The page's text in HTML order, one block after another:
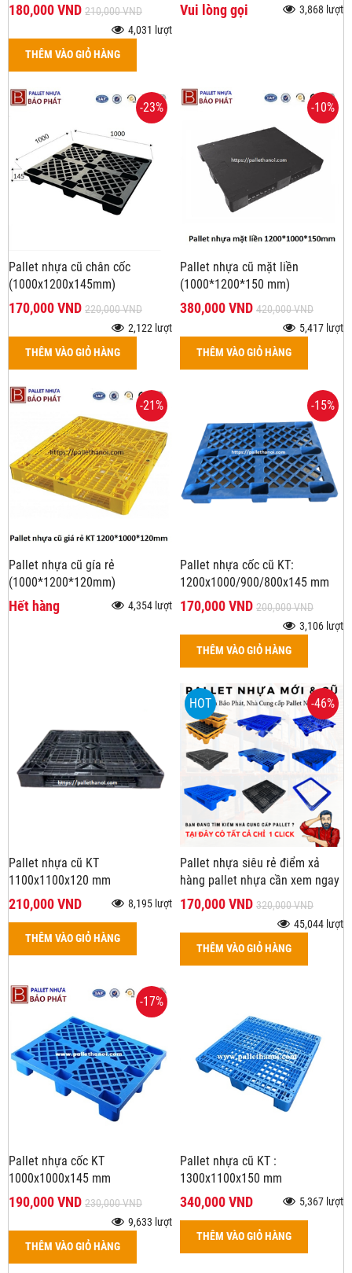
180,000 VND 210,000 VND
4,031 lượt
THÊM VÀO GIỎ HÀNG
Vui lòng gọi 3,868 lượt
-23%
Pallet nhựa cũ chân cốc
(1000x1200x145mm)
170,000 VND 220,000 VND
2,122 lượt
THÊM VÀO GIỎ HÀNG
-10%
Pallet nhựa cũ mặt liền
(1000*1200*150 mm)
380,000 VND 420,000 VND
5,417 lượt
THÊM VÀO GIỎ HÀNG
-21%
Pallet nhựa cũ gía rẻ
(1000*1200*120mm)
Hết hàng 4,354 lượt
-15%
Pallet nhựa cốc cũ KT:
1200x1000/900/800x145 mm
170,000 VND 200,000 VND
3,106 lượt
THÊM VÀO GIỎ HÀNG
Pallet nhựa cũ KT
1100x1100x120 mm
210,000 VND 8,195 lượt
THÊM VÀO GIỎ HÀNG
-46%
HOT
Pallet nhựa siêu rẻ điểm xả
hàng pallet nhựa cần xem ngay
170,000 VND 320,000 VND
45,044 lượt
THÊM VÀO GIỎ HÀNG
-17%
Pallet nhựa cốc KT
1000x1000x145 mm
190,000 VND 230,000 VND
9,633 lượt
THÊM VÀO GIỎ HÀNG
Pallet nhựa cũ KT :
1300x1100x150 mm
340,000 VND 5,367 lượt
THÊM VÀO GIỎ HÀNG